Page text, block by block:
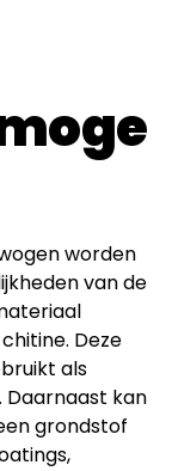
worden
van de
Deze
als
Daarnaast kan
grondstof